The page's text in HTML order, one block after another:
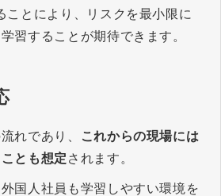
ことにより、リスクを最小限に
習することが期待できます。
れであり、
これからの現場には
とも想定 されます。
国人社員も学習しやすい環境を